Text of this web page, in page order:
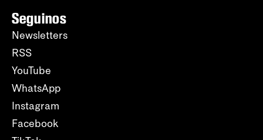
Seguinos
Newsletters
RSS
YouTube
WhatsApp
Instagram
Facebook